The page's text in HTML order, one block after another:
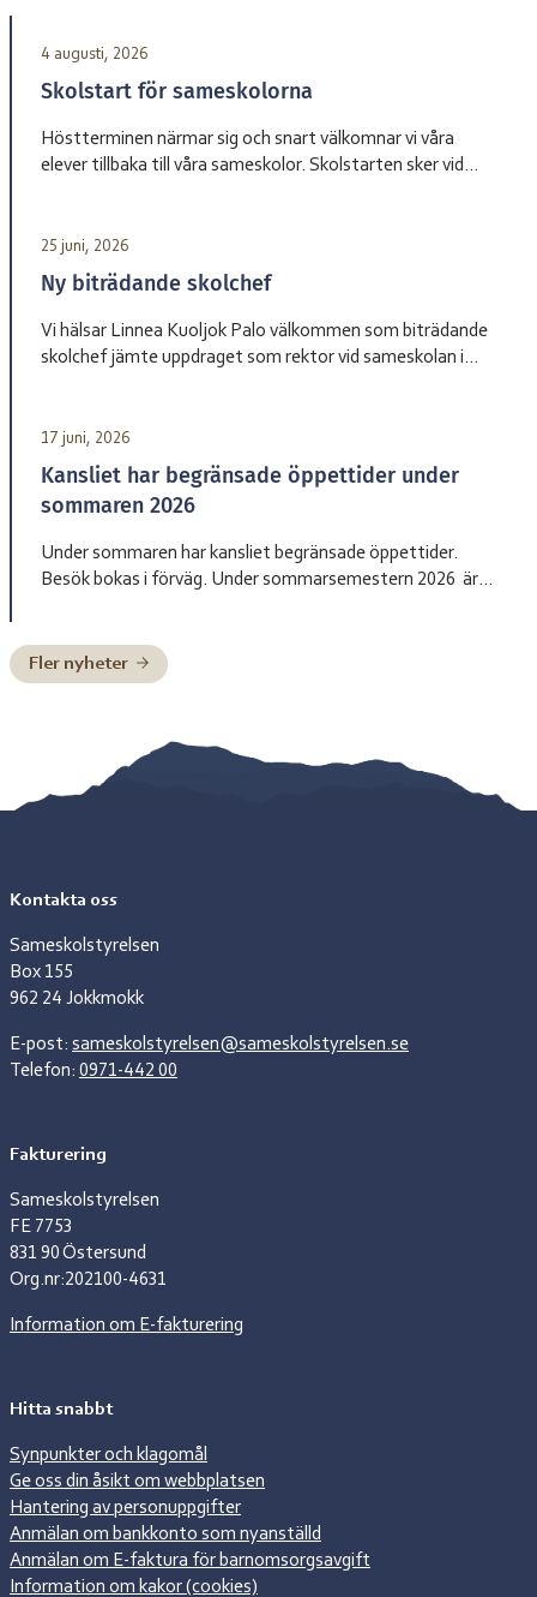
4 augusti, 2026
Skolstart för sameskolorna
Höstterminen närmar sig och snart välkomnar vi våra
elever tillbaka till våra sameskolor. Skolstarten sker vid
Jåhkåmåhkke 20 augusti Vårdnadshavare får information
från respektive skola om tider för första skoldagen och
annan praktisk information inför terminsstarten. Vi ser
fram […]
25 juni, 2026
Ny biträdande skolchef
Vi hälsar Linnea Kuoljok Palo välkommen som biträdande
skolchef jämte uppdraget som rektor vid sameskolan i
17 juni, 2026
Kansliet har begränsade öppettider under
sommaren 2026
Under sommaren har kansliet begränsade öppettider.
Besök bokas i förväg. Under sommarsemestern 2026 är
Pittja träder in som tillförordnad skolchef 6 juli till och med
10 juli, Paulus Kuoljok träder in som tillförordnad skolchef
Fler nyheter
Kontakta oss
Sameskolstyrelsen
Box 155
962 24 Jokkmokk
E-post: sameskolstyrelsen@sameskolstyrelsen.se
Telefon: 0971-442 00
Fakturering
Sameskolstyrelsen
FE 7753
831 90 Östersund
Org.nr:202100-4631
Information om E-fakturering
Hitta snabbt
Synpunkter och klagomål
Ge oss din åsikt om webbplatsen
Hantering av personuppgifter
Anmälan om bankkonto som nyanställd
Anmälan om E-faktura för barnomsorgsavgift
Information om kakor (cookies)